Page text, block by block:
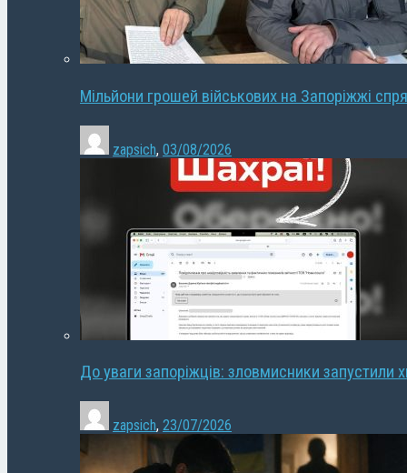
Мільйони грошей військових на Запоріжжі
zapsich, 03/08/2026
До уваги запоріжців: зловмисники запустили
zapsich, 23/07/2026